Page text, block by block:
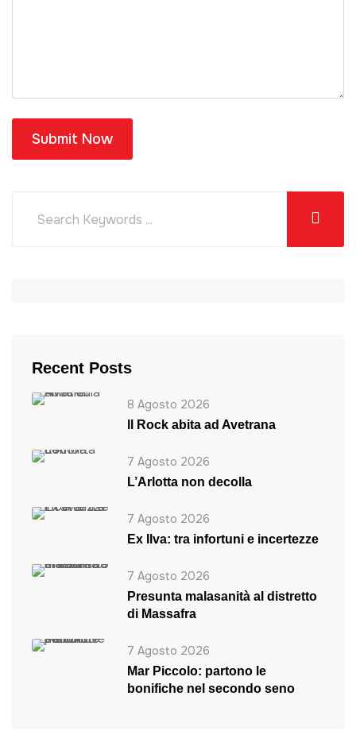
Submit Now
Recent Posts
8 Agosto 2026
ll Rock abita ad Avetrana
7 Agosto 2026
L’Arlotta non decolla
7 Agosto 2026
Ex Ilva: tra infortuni e incertezze
7 Agosto 2026
Presunta malasanità al distretto
di Massafra
7 Agosto 2026
Mar Piccolo: partono le
bonifiche nel secondo seno